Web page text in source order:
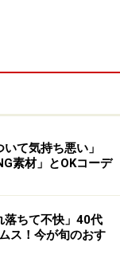
て気持ち悪い」
素材」とOKコーデ
落ちて不快」40代
ス！今が旬のおす